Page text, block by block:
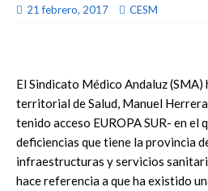
21 febrero, 2017 CESM
El Sindicato Médico Andaluz
territorial de Salud, Manuel
tenido acceso EUROPA SUR- en el
deficiencias que tiene la provincia
infraestructuras y servicios
hace referencia a que ha existido